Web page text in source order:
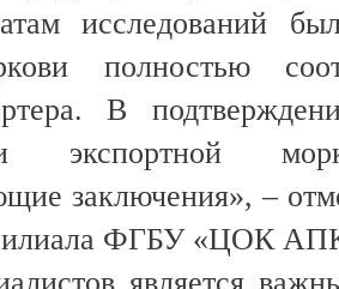
исследований
полностью
В
экспортной
заключения», –
ФГБУ «ЦОК